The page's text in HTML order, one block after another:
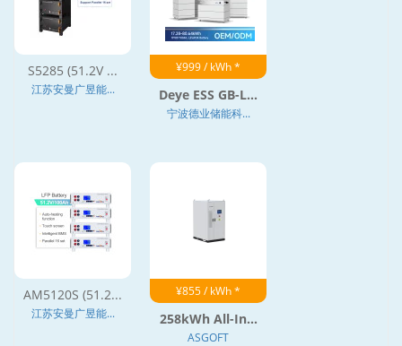
S5285 (51.2V ...
江苏安曼广昱能...
¥999 / kWh *
Deye ESS GB-L...
宁波德业储能科...
AM5120S (51.2...
江苏安曼广昱能...
¥855 / kWh *
258kWh All-In...
ASGOFT